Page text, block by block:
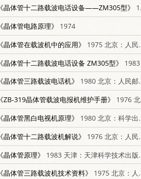
《晶体管十二路载波电话设备——ZM305型》
1983
《晶体管电路原理》
1974
《晶体管在载波机中的应用》
1975 北京：人民邮电出版社 15045·总2036有515
《晶体管十二路载波电话设备 ZM305型》
1983 北京：人民邮电出版社 15045·总2638有5266
《晶体管三路载波电话机》
1980 北京：人民邮电出版社 15045·总2372有5157
《ZB-319晶体管载波电报机维护手册》
1976 北京：人民邮电出版社
《晶体管黑白电视机原理》
1980 北京：科学出版社 15031·299
《晶体管十二路载波机解说》
1976 北京：人民邮电出版社
《晶体管原理》
1983 天津：天津科学技术出版社 15212·110
《晶体管三路载波机技术资料》
1975 北京：人民邮电出版社